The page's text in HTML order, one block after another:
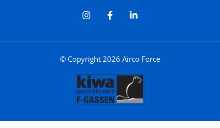
© Copyright 2026 Airco Force